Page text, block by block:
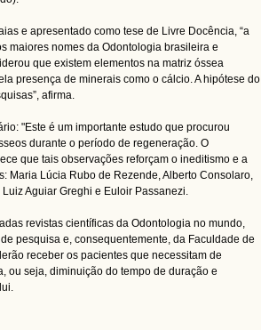
e apresentado como tese de Livre Docência, “a
maiores nomes da Odontologia brasileira e
que existem elementos na matriz óssea
presença de minerais como o cálcio. A hipótese do
afirma.
"Este é um importante estudo que procurou
durante o período de regeneração. O
que tais observações reforçam o ineditismo e a
Maria Lúcia Rubo de Rezende, Alberto Consolaro,
Aguiar Greghi e Euloir Passanezi.
revistas científicas da Odontologia no mundo,
pesquisa e, consequentemente, da Faculdade de
receber os pacientes que necessitam de
ou seja, diminuição do tempo de duração e